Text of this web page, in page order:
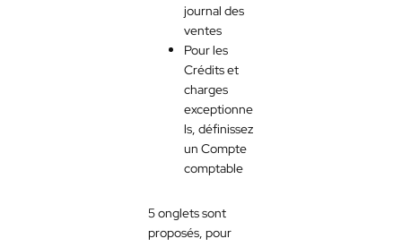
journal des
ventes
Pour les
Crédits et
charges
exceptionne
ls, définissez
un Compte
comptable
5 onglets sont
proposés, pour